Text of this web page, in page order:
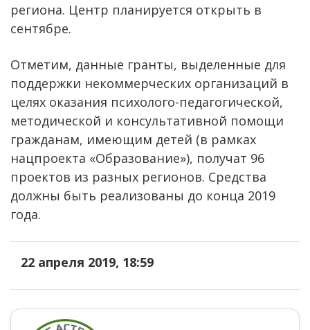
региона. Центр планируется открыть в
сентябре.
Отметим, данные гранты, выделенные для
поддержки некоммерческих организаций в
целях оказания психолого-педагогической,
методической и консультативной помощи
гражданам, имеющим детей (в рамках
нацпроекта «Образование»), получат 96
проектов из разных регионов. Средства
должны быть реализованы до конца 2019
года.
22 апреля 2019, 18:59